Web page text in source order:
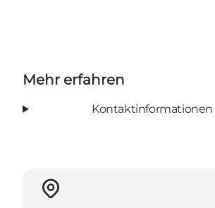
Mehr erfahren
Kontaktinformationen